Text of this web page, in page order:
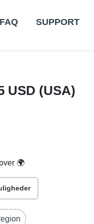
FAQ SUPPORT
USD (USA)
🌍